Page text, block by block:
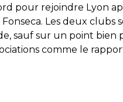
pour rejoindre Lyon
Les deux clubs
sauf sur un point bien
comme le